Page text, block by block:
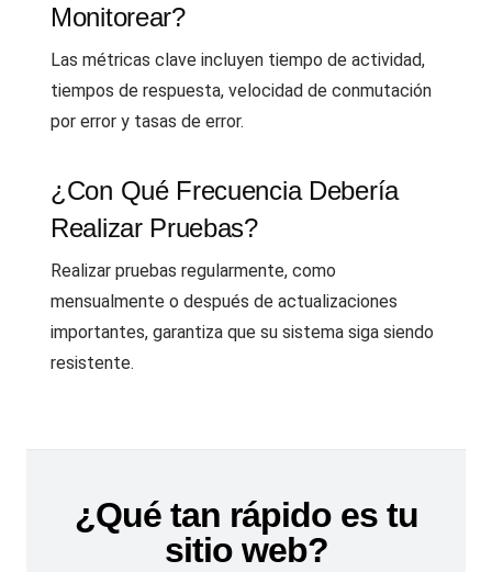
Monitorear?
Las métricas clave incluyen tiempo de actividad,
tiempos de respuesta, velocidad de conmutación
por error y tasas de error.
¿Con Qué Frecuencia Debería
Realizar Pruebas?
Realizar pruebas regularmente, como
mensualmente o después de actualizaciones
importantes, garantiza que su sistema siga siendo
resistente.
¿Qué tan rápido es tu
sitio web?